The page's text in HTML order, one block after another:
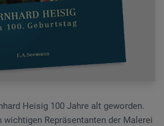
Heisig 100 Jahre alt geworden.
wichtigen Repräsentanten der Malerei